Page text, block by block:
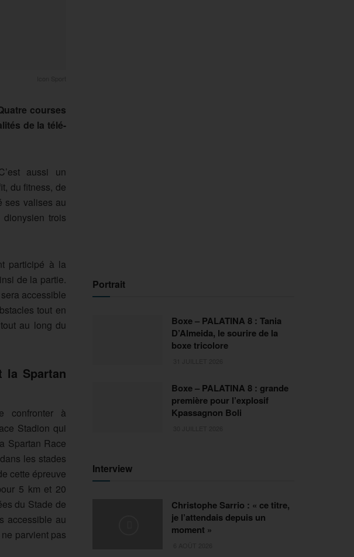
courses
de la télé-
aussi un
du fitness, de
ses valises au
trois
participé à la
de la partie.
accessible
tout en
au long du
la Spartan
confronter à
Stadion qui
Spartan Race
les stades
cette épreuve
5 km et 20
du Stade de
accessible au
parvient pas
Portrait
Boxe – PALATINA 8 : Tania
D’Almeida, le sourire de la
boxe tricolore
Boxe – PALATINA 8 : grande
première pour l’explosif
Kpassagnon Boli
Interview
Christophe Sarrio : « ce titre,
je l’attendais depuis un
moment »